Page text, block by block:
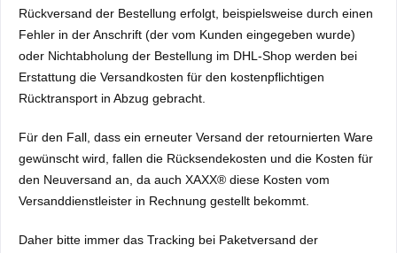
Rückversand der Bestellung erfolgt, beispielsweise durch einen
Fehler in der Anschrift (der vom Kunden eingegeben wurde)
oder Nichtabholung der Bestellung im DHL-Shop werden bei
Erstattung die Versandkosten für den kostenpflichtigen
Rücktransport in Abzug gebracht.
Für den Fall, dass ein erneuter Versand der retournierten Ware
gewünscht wird, fallen die Rücksendekosten und die Kosten für
den Neuversand an, da auch XAXX® diese Kosten vom
Versanddienstleister in Rechnung gestellt bekommt.
Daher bitte immer das Tracking bei Paketversand der